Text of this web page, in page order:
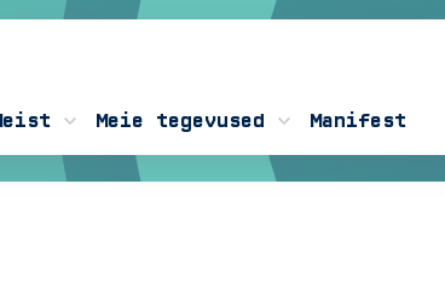
Meie tegevused Manifest